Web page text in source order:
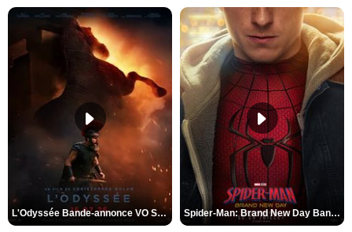
L'Odyssée Bande-annonce VO STFR Spider-Man: Brand New Day Bande-annonce VO STFR